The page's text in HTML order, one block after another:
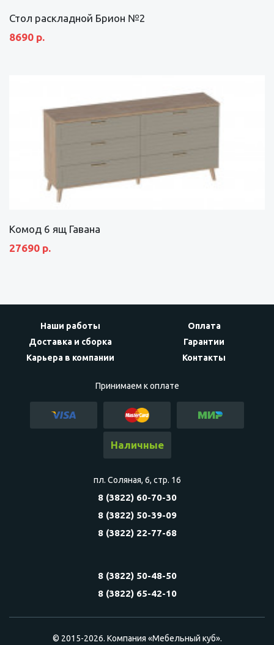
Стол раскладной Брион №2
8690 р.
Комод 6 ящ Гавана
27690 р.
Наши работы
Оплата
Доставка и сборка
Гарантии
Карьера в компании
Контакты
Принимаем к оплате
Наличные
пл. Соляная, 6, стр. 16
8 (3822) 60-70-30
8 (3822) 50-39-09
8 (3822) 22-77-68
8 (3822) 50-48-50
8 (3822) 65-42-10
© 2015-2026. Компания «Мебельный куб».